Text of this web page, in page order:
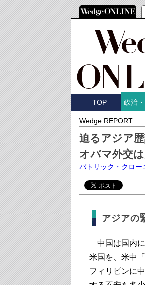
TOP 政治
Wedge REPORT
迫るアジア
オバマ外交
パトリック・クロー
アジアの
中国は国内に
米国を、米中
フィリピンに